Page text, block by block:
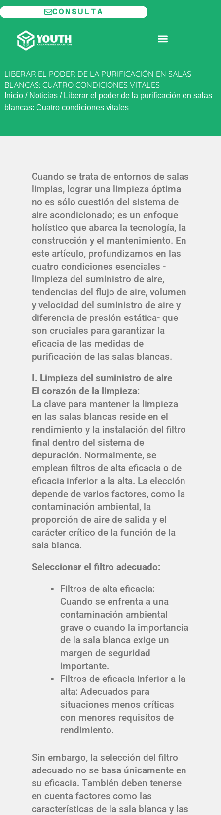
Ir
al
contenido
CONSULTA
LIBERAR EL PODER DE LA PURIFICACIÓN EN SALAS
BLANCAS: CUATRO CONDICIONES VITALES
Inicio/ Noticias/ Liberar el poder de la purificación en salas
blancas: Cuatro condiciones vitales
Cuando se trata de entornos de salas
limpias, lograr una limpieza óptima
no es sólo cuestión del sistema de
aire acondicionado; es un enfoque
holístico que abarca la tecnología, la
construcción y el mantenimiento. En
este artículo, profundizamos en las
cuatro condiciones esenciales -
limpieza del suministro de aire,
tendencias del flujo de aire, volumen
y velocidad del suministro de aire y
diferencia de presión estática- que
son cruciales para garantizar la
eficacia de las medidas de
purificación de las salas blancas.
I. Limpieza del suministro de aire
El corazón de la limpieza:
La clave para mantener la limpieza
en las salas blancas reside en el
rendimiento y la instalación del filtro
final dentro del sistema de
depuración. Normalmente, se
emplean filtros de alta eficacia o de
eficacia inferior a la alta. La elección
depende de varios factores, como la
contaminación ambiental, la
proporción de aire de salida y el
carácter crítico de la función de la
sala blanca.
Seleccionar el filtro adecuado:
Filtros de alta eficacia:
Cuando se enfrenta a una
contaminación ambiental
grave o cuando la importancia
de la sala blanca exige un
margen de seguridad
importante.
Filtros de eficacia inferior a la
alta: Adecuados para
situaciones menos críticas
con menores requisitos de
rendimiento.
Sin embargo, la selección del filtro
adecuado no se basa únicamente en
su eficacia. También deben tenerse
en cuenta factores como las
características de la sala blanca y las